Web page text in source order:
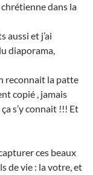
dans la
aussi et j’ai
diaporama,
reconnait la patte
copié , jamais
s’y connait !!! Et
ces beaux
de vie : la votre, et